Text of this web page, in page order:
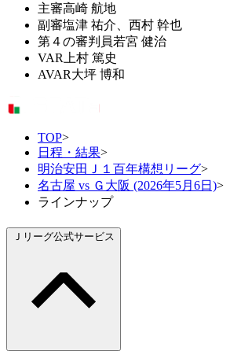
主審高崎 航地
副審塩津 祐介、西村 幹也
第４の審判員若宮 健治
VAR 上村 篤史
AVAR大坪 博和
TOP>
日程・結果>
明治安田Ｊ１百年構想リーグ>
名古屋 vs Ｇ大阪 (2026年5月6日)>
ラインナップ
Ｊリーグ公式サービス